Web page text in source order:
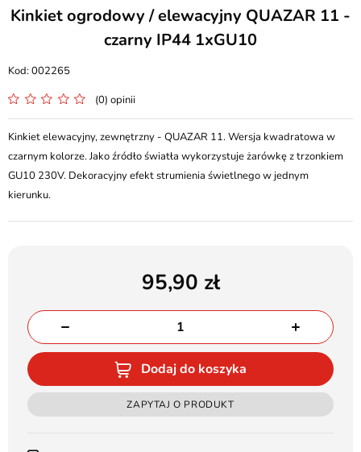
Kinkiet ogrodowy / elewacyjny QUAZAR 11 -
czarny IP44 1xGU10
002265
(0) opinii
Kinkiet elewacyjny, zewnętrzny - QUAZAR 11. Wersja kwadratowa w
czarnym kolorze. Jako źródło światła wykorzystuje żarówkę z trzonkiem
GU10 230V. Dekoracyjny efekt strumienia świetlnego w jednym
kierunku.
95,90
Dodaj do koszyka
ZAPYTAJ O PRODUKT